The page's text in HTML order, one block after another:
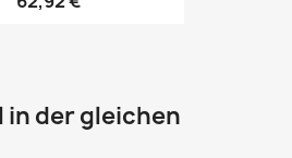
in der gleichen